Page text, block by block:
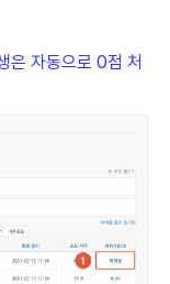
은 자동으로 0점 처